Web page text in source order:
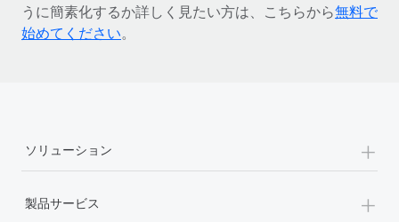
うに簡素化するか詳しく見たい方は、こちらから無料で
始めてください。
ソリューション +
製品サービス +